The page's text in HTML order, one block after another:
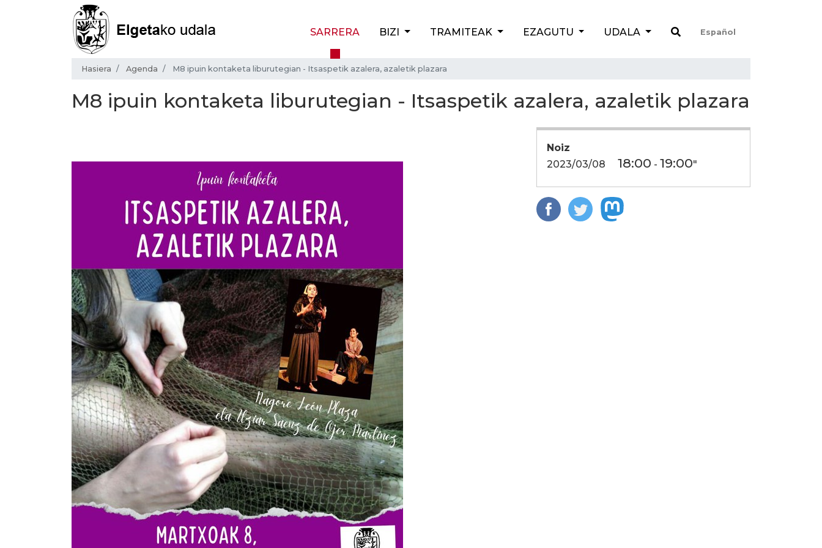
SARRERA BIZI TRAMITEAK EZAGUTU UDALA Español
Hasiera Agenda M8 ipuin kontaketa liburutegian - Itsaspetik azalera, azaletik plazara
M8 ipuin kontaketa liburutegian - Itsaspetik azalera, azaletik plazara
Noiz
2023/03/08
18:00 - 19:00"